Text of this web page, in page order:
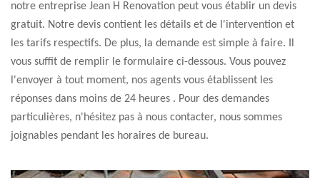
notre entreprise Jean H Renovation peut vous établir un devis
gratuit. Notre devis contient les détails et de l'intervention et
les tarifs respectifs. De plus, la demande est simple à faire. Il
vous suffit de remplir le formulaire ci-dessous. Vous pouvez
l'envoyer à tout moment, nos agents vous établissent les
réponses dans moins de 24 heures . Pour des demandes
particulières, n'hésitez pas à nous contacter, nous sommes
joignables pendant les horaires de bureau.